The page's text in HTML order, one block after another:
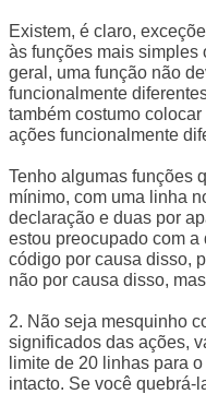
Existem, é claro,
às funções mais simples
geral, uma função não
funcionalmente
também costumo
ações funcionalmente
Tenho algumas funções
mínimo, com uma linha
declaração e duas por
estou preocupado com
código por causa disso,
não por causa disso,
2. Não seja mesquinho
significados das ações,
limite de 20 linhas para
intacto. Se você quebrá-